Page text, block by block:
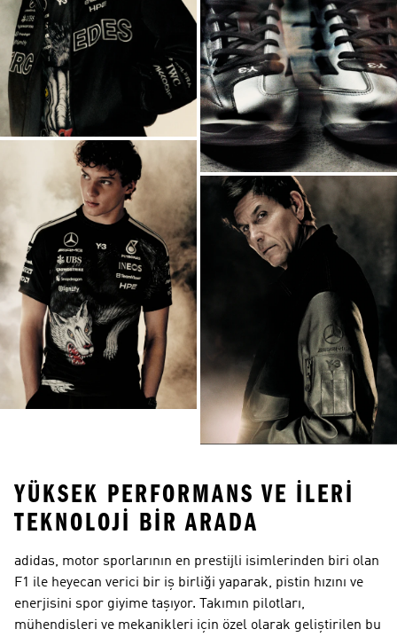
YÜKSEK PERFORMANS VE İLERI
TEKNOLOJI BIR ARADA
adidas, motor sporlarının en prestijli isimlerinden biri olan
F1 ile heyecan verici bir iş birliği yaparak, pistin hızını ve
enerjisini spor giyime taşıyor. Takımın pilotları,
mühendisleri ve mekanikleri için özel olarak geliştirilen bu